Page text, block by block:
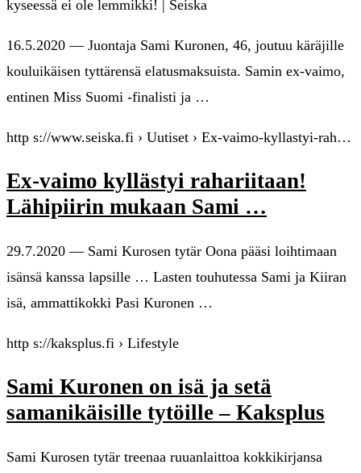
kyseessä ei ole lemmikki! | Seiska
16.5.2020 — Juontaja Sami Kuronen, 46, joutuu käräjille
kouluikäisen tyttärensä elatusmaksuista. Samin ex-vaimo,
entinen Miss Suomi -finalisti ja …
http s://www.seiska.fi › Uutiset › Ex-vaimo-kyllastyi-rah…
Ex-vaimo kyllästyi rahariitaan!
Lähipiirin mukaan Sami …
29.7.2020 — Sami Kurosen tytär Oona pääsi loihtimaan
isänsä kanssa lapsille … Lasten touhutessa Sami ja Kiiran
isä, ammattikokki Pasi Kuronen …
http s://kaksplus.fi › Lifestyle
Sami Kuronen on isä ja setä
samanikäisille tytöille – Kaksplus
Sami Kurosen tytär treenaa ruuanlaittoa kokkikirjansa